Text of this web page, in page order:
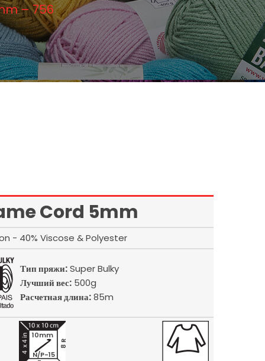
– 756
Cord 5mm
- 40% Viscose & Polyester
Тип пряжи:Super Bulky
Лучший вес: 500g
Расчетная длина:85m
8 R
10mm
N/P-15